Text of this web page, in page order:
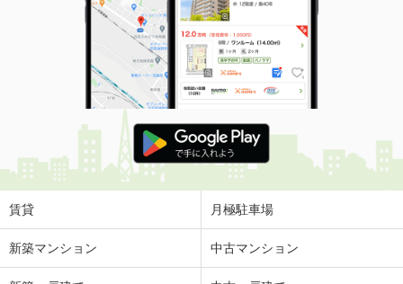
賃貸 月極駐車場
新築マンション 中古マンション